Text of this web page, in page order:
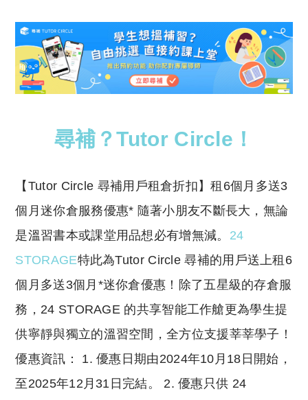
尋補？Tutor Circle！
​【Tutor Circle 尋補用戶租倉折扣】租6個月多送3
個月迷你倉服務優惠* 隨著小朋友不斷長大，無論
是溫習書本或課堂用品想必有增無減。 24
STORAGE特此為Tutor Circle 尋補的用戶送上租6
個月多送3個月*迷你倉優惠！除了五星級的存倉服
務，24 STORAGE 的共享智能工作艙更為學生提
供寧靜與獨立的溫習空間，全方位支援莘莘學子！
優惠資訊： 1. 優惠日期由2024年10月18日開始，
至2025年12月31日完結。 2. 優惠只供 24